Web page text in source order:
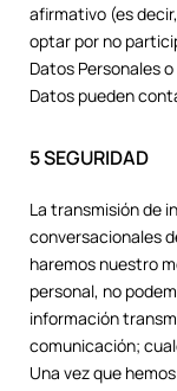
afirmativo (es
optar por no
Datos Personales
Datos pueden
5 SEGURIDAD
La transmisión de
conversacionales
haremos nuestro
personal, no
información
comunicación;
Una vez que